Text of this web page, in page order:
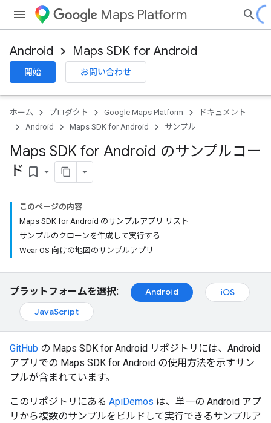
Maps Platform
Android Maps SDK for Android
開始 お問い合わせ
ホーム プロダクト Google Maps Platform
ドキュメント
Android
Maps SDK for Android サンプル
Maps SDK for Android のサンプルコー
ド bookmark_border
このページの内容
Maps SDK for Android のサンプルアプリ リスト
サンプルのクローンを作成して実行する
Wear OS 向けの地図のサンプルアプリ
プラットフォームを選択: Android
iOS
JavaScript
GitHub の Maps SDK for Android リポジトリには、Android
アプリでの Maps SDK for Android の使用方法を示すサン
プルが含まれています。
このリポジトリにある ApiDemos は、単一の Android アプ
リから複数のサンプルをビルドして実行できるサンプルア